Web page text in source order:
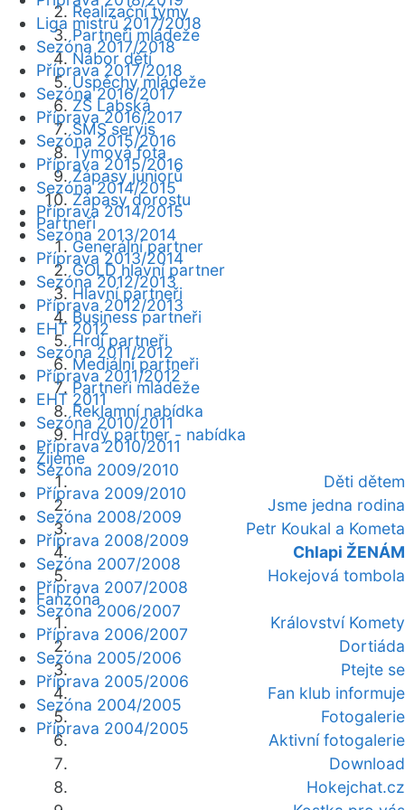
Realizační týmy
Partneři mládeže
Nábor dětí
Úspěchy mládeže
ZŠ Labská
SMS servis
Týmová fota
Zápasy juniorů
Zápasy dorostu
Partneři
Generální partner
GOLD hlavní partner
Hlavní partneři
Business partneři
Hrdí partneři
Mediální partneři
Partneři mládeže
Reklamní nabídka
Hrdý partner - nabídka
Žijeme
Děti dětem
Jsme jedna rodina
Petr Koukal a Kometa
Chlapi ŽENÁM
Hokejová tombola
Fanzóna
Království Komety
Dortiáda
Ptejte se
Fan klub informuje
Fotogalerie
Aktivní fotogalerie
Download
Hokejchat.cz
Liga mistrů 2017/2018
Sezóna 2017/2018
Příprava 2017/2018
Sezóna 2016/2017
Příprava 2016/2017
Sezóna 2015/2016
Příprava 2015/2016
Sezóna 2014/2015
Příprava 2014/2015
Sezóna 2013/2014
Příprava 2013/2014
Sezóna 2012/2013
Příprava 2012/2013
EHT 2012
Sezóna 2011/2012
Příprava 2011/2012
EHT 2011
Sezóna 2010/2011
Příprava 2010/2011
Sezóna 2009/2010
Příprava 2009/2010
Sezóna 2008/2009
Příprava 2008/2009
Sezóna 2007/2008
Příprava 2007/2008
Sezóna 2006/2007
Příprava 2006/2007
Sezóna 2005/2006
Příprava 2005/2006
Sezóna 2004/2005
Příprava 2004/2005